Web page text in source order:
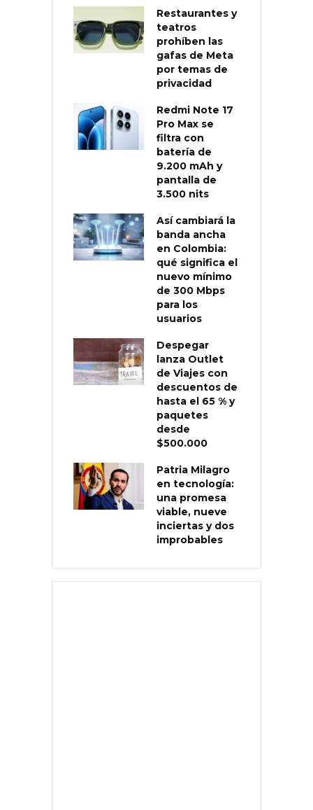
Restaurantes y
teatros
prohíben las
gafas de Meta
por temas de
privacidad
Redmi Note 17
Pro Max se
filtra con
batería de
9.200 mAh y
pantalla de
3.500 nits
Así cambiará la
banda ancha
en Colombia:
qué significa el
nuevo mínimo
de 300 Mbps
para los
usuarios
Despegar
lanza Outlet
de Viajes con
descuentos de
hasta el 65 % y
paquetes
desde
$500.000
Patria Milagro
en tecnología:
una promesa
viable, nueve
inciertas y dos
improbables